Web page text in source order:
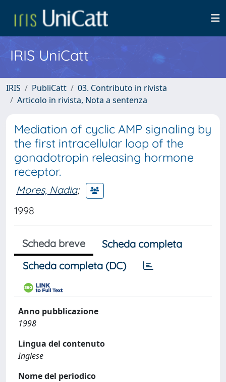
IRIS UniCatt
IRIS PubliCatt
03. Contributo in rivista
Articolo in rivista, Nota a sentenza
Mediation of cyclic AMP signaling by
the first intracellular loop of the
gonadotropin releasing hormone
receptor.
Mores, Nadia;
1998
Scheda breve
Scheda completa
Scheda completa (DC)
Anno pubblicazione
1998
Lingua del contenuto
Inglese
Nome del periodico